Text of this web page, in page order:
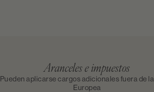
Aranceles e impuestos
Pueden aplicarse cargos adicionales fuera de
Europea